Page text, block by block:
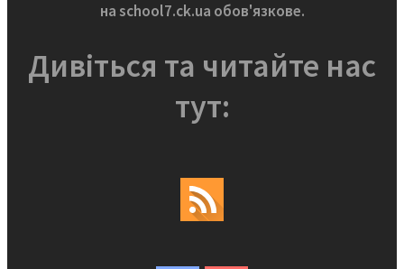
на school7.ck.ua обов'язкове.
Дивіться та читайте нас
тут: